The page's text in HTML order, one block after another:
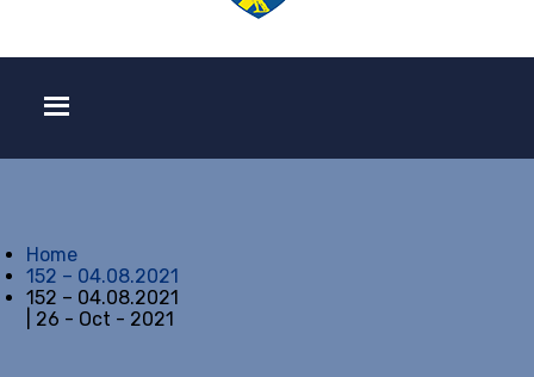
Home
152 – 04.08.2021
152 – 04.08.2021
| 26 - Oct - 2021